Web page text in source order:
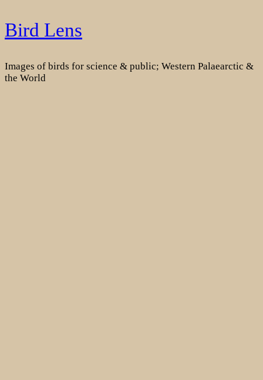
Skip
to
Bird Lens
Images of birds for science & public; Western Palaearctic &
the World